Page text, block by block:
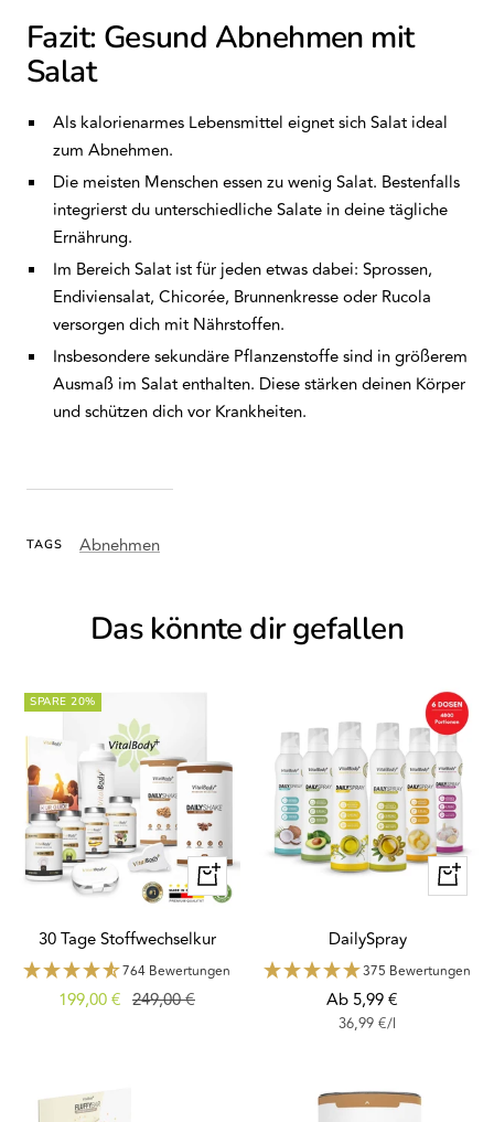
TAGS Abnehmen
Fazit: Gesund Abnehmen mit
Salat
Als kalorienarmes Lebensmittel eignet sich Salat ideal
zum Abnehmen.
Die meisten Menschen essen zu wenig Salat. Bestenfalls
integrierst du unterschiedliche Salate in deine tägliche
Ernährung.
Im Bereich Salat ist für jeden etwas dabei: Sprossen,
Endiviensalat, Chicorée, Brunnenkresse oder Rucola
versorgen dich mit Nährstoffen.
Insbesondere sekundäre Pflanzenstoffe sind in größerem
Ausmaß im Salat enthalten. Diese stärken deinen Körper
und schützen dich vor Krankheiten.
Das könnte dir gefallen
SPARE 20%
Schnellansicht
30 Tage Stoffwechselkur
764 Bewertungen
Angebotspreis
199,00 € Regulärer
249,00 €
DailySpray
375 Bewertungen
Angebotspreis
Ab 5,99 €
36,99 €/l